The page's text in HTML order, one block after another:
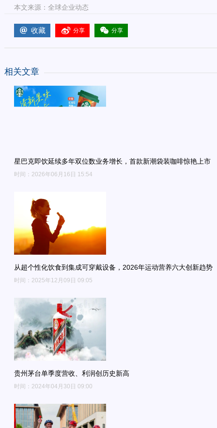
本文来源：全球企业动态
收藏 分享 分享
相关文章
星巴克即饮延续多年双位数业务增长，首款新潮袋装咖啡惊艳上市
时间：2026年06月16日 15:54
从超个性化饮食到集成可穿戴设备，2026年运动营养六大创新趋势
时间：2025年12月09日 09:05
贵州茅台单季度营收、利润创历史新高
时间：2024年04月30日 09:00